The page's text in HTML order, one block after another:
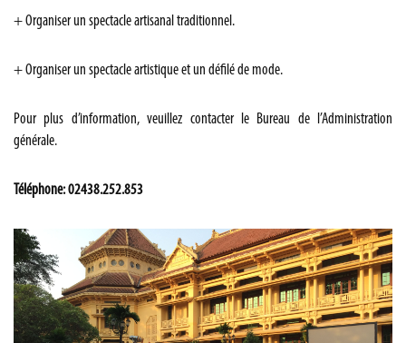
+ Organiser un spectacle artisanal traditionnel.
+ Organiser un spectacle artistique et un défilé de mode.
Pour plus d’information, veuillez contacter le Bureau de l’Administration
générale.
Téléphone:02438.252.853